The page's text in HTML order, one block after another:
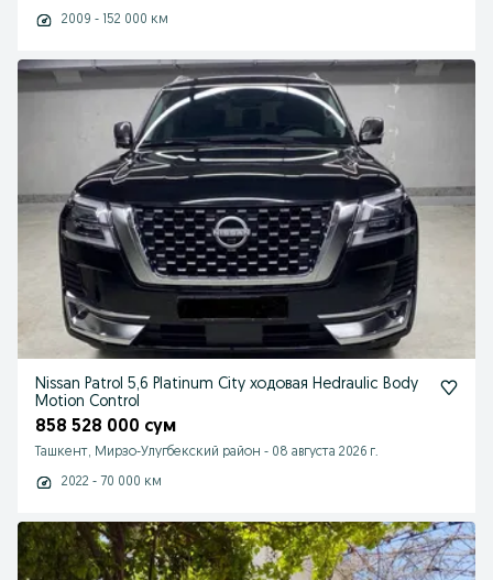
2009 - 152 000 км
Nissan Patrol 5,6 Platinum City ходовая Hedraulic Body
Motion Control
858 528 000 сум
Ташкент, Мирзо-Улугбекский район - 08 августа 2026 г.
2022 - 70 000 км